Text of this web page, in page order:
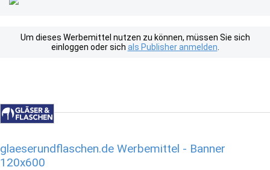
Um dieses Werbemittel nutzen zu können, müssen Sie sich
einloggen oder sich als Publisher anmelden
glaeserundflaschen.de Werbemittel - Banner
120x600